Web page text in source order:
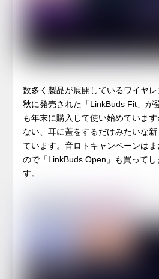
数多く製品が展開しているワイヤ
秋に発売された「LinkBuds Fit」が
も年末に購入して使い始めていま
ない、耳に蓋をするだけみたいな
ています。音ロトキャンペーンは
ので「LinkBuds Open」も買って
す。